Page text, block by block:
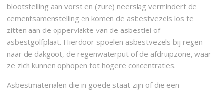
blootstelling aan vorst en (zure) neerslag vermindert de
cementsamenstelling en komen de asbestvezels los te
zitten aan de oppervlakte van de asbestlei of
asbestgolfplaat. Hierdoor spoelen asbestvezels bij regen
naar de dakgoot, de regenwaterput of de afdruipzone, waar
ze zich kunnen ophopen tot hogere concentraties.
Asbestmaterialen die in goede staat zijn of die een